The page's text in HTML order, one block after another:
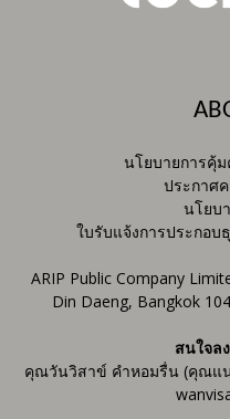
นโยบายการคุ้
ประกาศ
นโยบ
ใบรับแจ้งการประกอ
ARIP Public Company
Din Daeng, Bangkok
สนใจล
คุณวันวิสาข์ คำหอมรื่น (คุณแน